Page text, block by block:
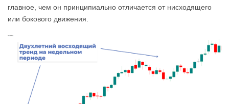
главное, чем он принципиально отличается от нисходящего
или бокового движения.